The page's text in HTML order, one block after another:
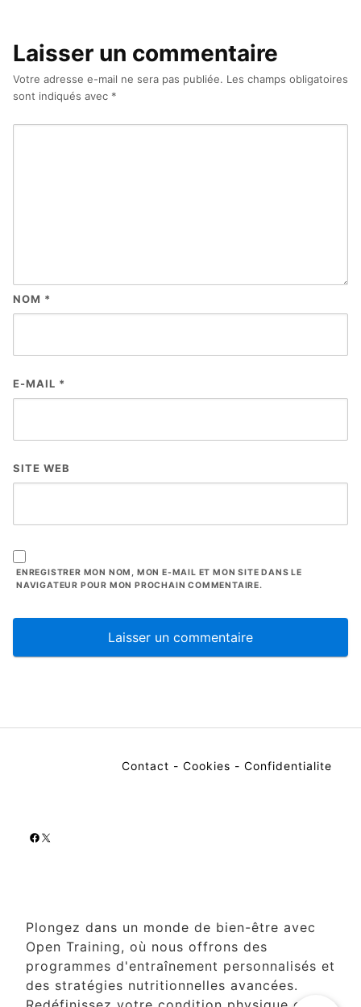
Laisser un commentaire
Votre adresse e-mail ne sera pas publiée. Les champs obligatoires
sont indiqués avec *
NOM *
E-MAIL *
SITE WEB
ENREGISTRER MON NOM, MON E-MAIL ET MON SITE DANS LE
NAVIGATEUR POUR MON PROCHAIN COMMENTAIRE.
Contact - Cookies - Confidentialite
Facebook
X
Plongez dans un monde de bien-être avec
Open Training, où nous offrons des
programmes d'entraînement personnalisés et
des stratégies nutritionnelles avancées.